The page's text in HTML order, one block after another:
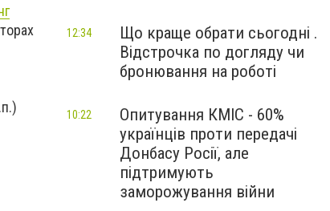
Що краще обрати сьогодні .
Відстрочка по догляду чи
бронювання на роботі
12:34
Опитування КМІС - 60%
українців проти передачі
Донбасу Росії, але
підтримують
заморожування війни
10:22